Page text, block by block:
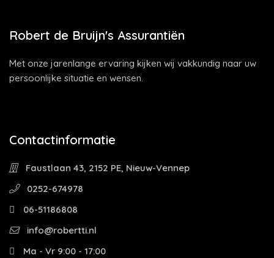
Robert de Bruijn's Assurantiën
Met onze jarenlange ervaring kijken wij vakkundig naar uw
persoonlijke situatie en wensen.
Contactinformatie
Faustlaan 43, 2152 PE, Nieuw-Vennep
0252-674978
06-51186808
info@robertti.nl
Ma - Vr 9:00 - 17:00